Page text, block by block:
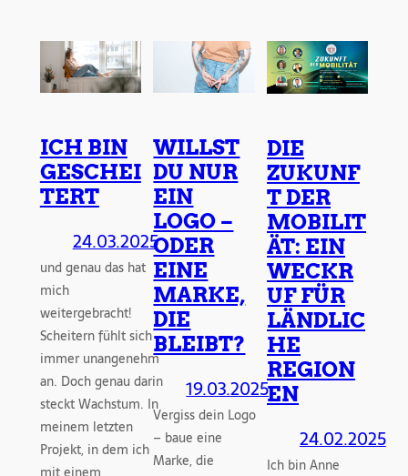
ICH BIN
GESCHEI
TERT
24.03.2025
und genau das hat
mich
weitergebracht!
Scheitern fühlt sich
immer unangenehm
an. Doch genau darin
steckt Wachstum. In
meinem letzten
Projekt, in dem ich
WILLST
DU NUR
EIN
LOGO –
ODER
EINE
MARKE,
DIE
BLEIBT?
19.03.2025
Vergiss dein Logo
– baue eine
Marke, die
DIE
ZUKUNF
T DER
MOBILIT
ÄT: EIN
WECKR
UF FÜR
LÄNDLIC
HE
REGION
EN
24.02.2025
Ich bin Anne